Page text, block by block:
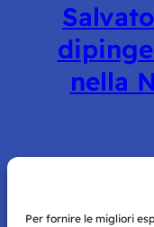
Per fornire le migliori
nella